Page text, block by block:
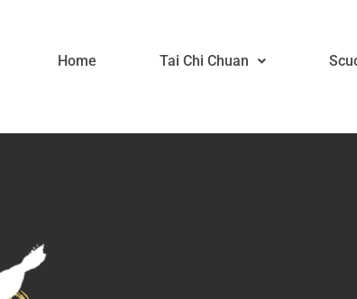
Home Tai Chi Chuan